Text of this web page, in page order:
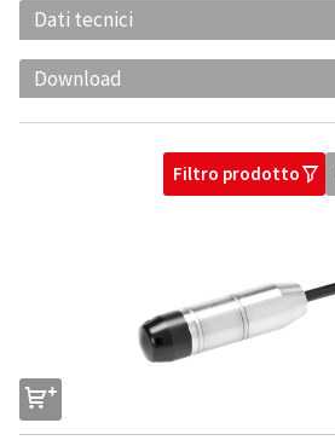
Dati tecnici
Download
Filtro prodottoO
s